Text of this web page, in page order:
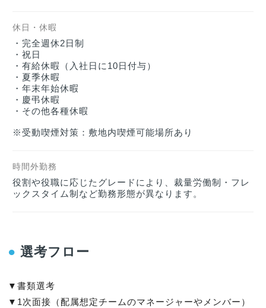
休日・休暇
・完全週休2日制
・祝日
・有給休暇（入社日に10日付与）
・夏季休暇
・年末年始休暇
・慶弔休暇
・その他各種休暇
※受動喫煙対策：敷地内喫煙可能場所あり
時間外勤務
役割や役職に応じたグレードにより、裁量労働制・フレ
ックスタイム制など勤務形態が異なります。
● 選考フロー
▼書類選考
▼1次面接（配属想定チームのマネージャーやメンバー）